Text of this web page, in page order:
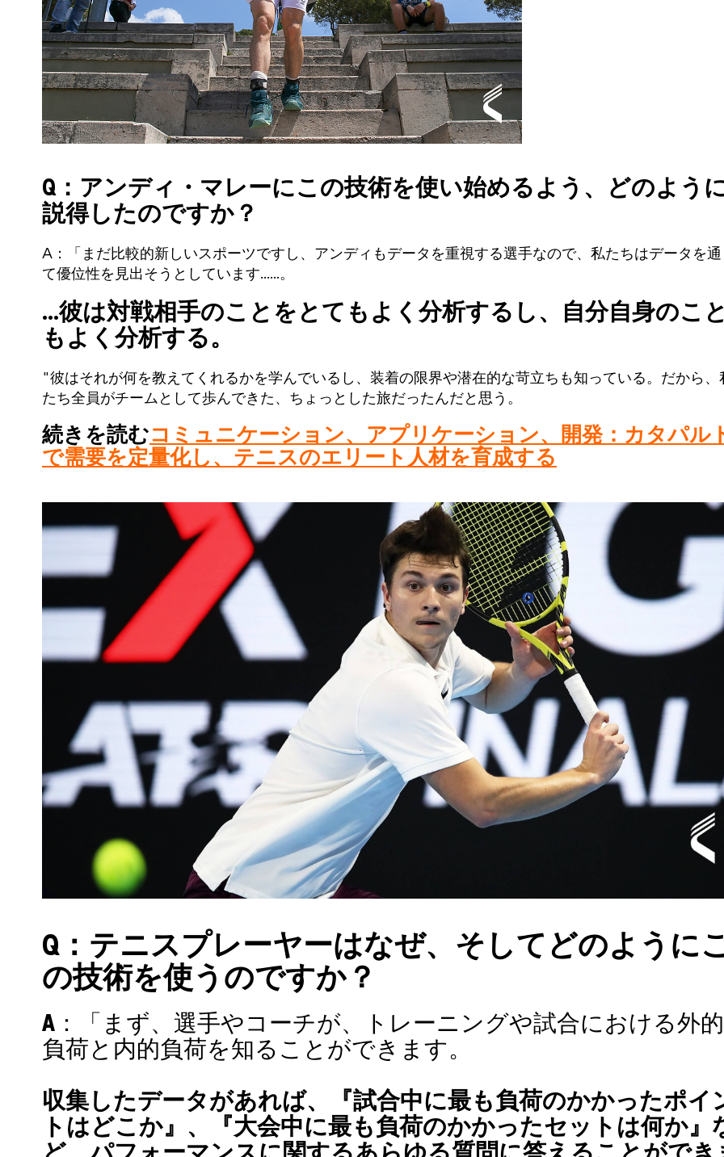
Q：アンディ・マレーにこの技術を使い始めるよう、どのよう
説得したのですか？
A：「まだ比較的新しいスポーツですし、アンディもデータを重視する選手なので、私たちはデータを
て優位性を見出そうとしています......。
...彼は対戦相手のことをとてもよく分析するし、自分自身のこ
もよく分析する。
"彼はそれが何を教えてくれるかを学んでいるし、装着の限界や潜在的な苛立ちも知っている。だから、
たち全員がチームとして歩んできた、ちょっとした旅だったんだと思う。
続きを読む コミュニケーション、アプリケーション、開発：カタパル
で需要を定量化し、テニスのエリート人材を育成する
Q：テニスプレーヤーはなぜ、そしてどのように
の技術を使うのですか？
A：「まず、選手やコーチが、トレーニングや試合における外的
負荷と内的負荷を知ることができます。
収集したデータがあれば、『試合中に最も負荷のかかったポイ
トはどこか』、『大会中に最も負荷のかかったセットは何か』